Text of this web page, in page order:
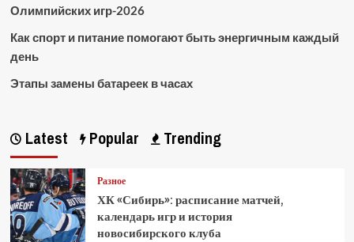
Олимпийских игр-2026
Как спорт и питание помогают быть энергичным каждый
день
Этапы замены батареек в часах
Latest Popular Trending
Разное
ХК «Сибирь»: расписание матчей,
календарь игр и история
новосибирского клуба